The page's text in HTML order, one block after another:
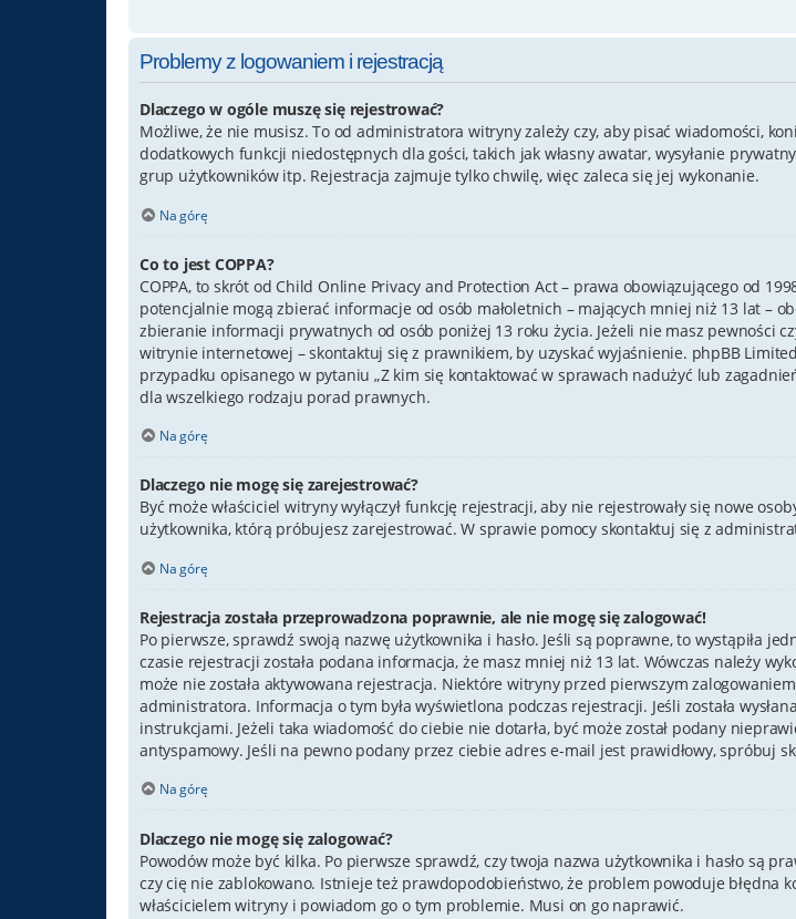
Problemy z logowaniem i rejestracją
Dlaczego w ogóle muszę się rejestrować?
Możliwe, że nie musisz. To od administratora witryny zależy czy, aby pisać wiadomości,
dodatkowych funkcji niedostępnych dla gości, takich jak własny awatar, wysyłanie
grup użytkowników itp. Rejestracja zajmuje tylko chwilę, więc zaleca się jej wykonanie.
Na górę
Co to jest COPPA?
COPPA, to skrót od Child Online Privacy and Protection Act – prawa obowiązującego od
potencjalnie mogą zbierać informacje od osób małoletnich – mających mniej niż 13 lat –
zbieranie informacji prywatnych od osób poniżej 13 roku życia. Jeżeli nie masz pewności
witrynie internetowej – skontaktuj się z prawnikiem, by uzyskać wyjaśnienie. phpBB
przypadku opisanego w pytaniu „Z kim się kontaktować w sprawach nadużyć lub
dla wszelkiego rodzaju porad prawnych.
Na górę
Dlaczego nie mogę się zarejestrować?
Być może właściciel witryny wyłączył funkcję rejestracji, aby nie rejestrowały się nowe
użytkownika, którą próbujesz zarejestrować. W sprawie pomocy skontaktuj się z
Na górę
Rejestracja została przeprowadzona poprawnie, ale nie mogę się zalogować!
Po pierwsze, sprawdź swoją nazwę użytkownika i hasło. Jeśli są poprawne, to wystąpiła
czasie rejestracji została podana informacja, że masz mniej niż 13 lat. Wówczas należy
może nie została aktywowana rejestracja. Niektóre witryny przed pierwszym
administratora. Informacja o tym była wyświetlona podczas rejestracji. Jeśli została
instrukcjami. Jeżeli taka wiadomość do ciebie nie dotarła, być może został podany
antyspamowy. Jeśli na pewno podany przez ciebie adres e-mail jest prawidłowy, spróbuj
Na górę
Dlaczego nie mogę się zalogować?
Powodów może być kilka. Po pierwsze sprawdź, czy twoja nazwa użytkownika i hasło są
czy cię nie zablokowano. Istnieje też prawdopodobieństwo, że problem powoduje
właścicielem witryny i powiadom go o tym problemie. Musi on go naprawić.